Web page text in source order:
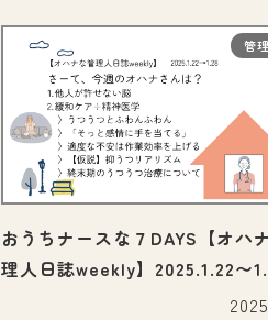
管
おうちナースな７DAYS【オハ
理人日誌weekly】2025.1.22〜